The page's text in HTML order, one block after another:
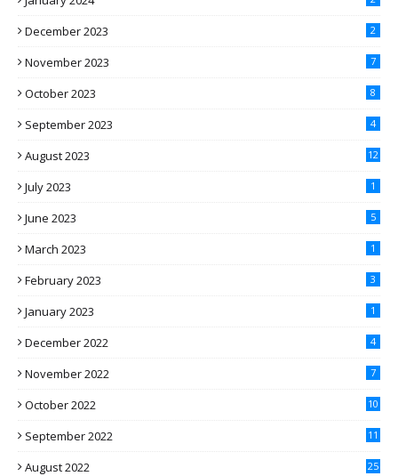
December 2023 2
November 2023 7
October 2023 8
September 2023 4
August 2023 12
July 2023 1
June 2023 5
March 2023 1
February 2023 3
January 2023 1
December 2022 4
November 2022 7
October 2022 10
September 2022 11
August 2022 25